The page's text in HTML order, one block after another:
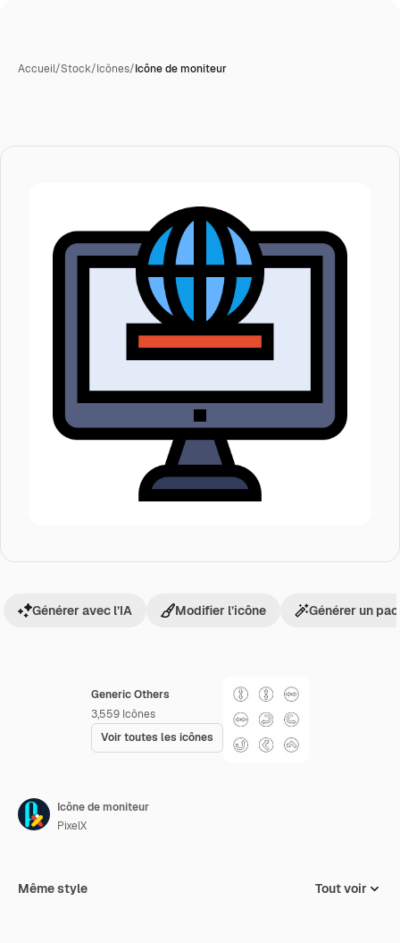
Accueil/Stock/Icônes/Icône de moniteur
Generic Others
3,559 Icônes
Voir toutes les icônes
Générer avec l’IA Modifier l’icône Générer un
Icône de moniteur
PixelX
Même style Tout voir